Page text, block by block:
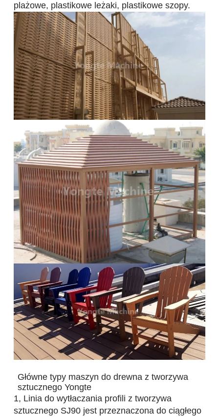
plażowe, plastikowe leżaki, plastikowe szopy.
Główne typy maszyn do drewna z tworzywa
sztucznego Yongte
1, Linia do wytłaczania profili z tworzywa
sztucznego SJ90 jest przeznaczona do ciągłego